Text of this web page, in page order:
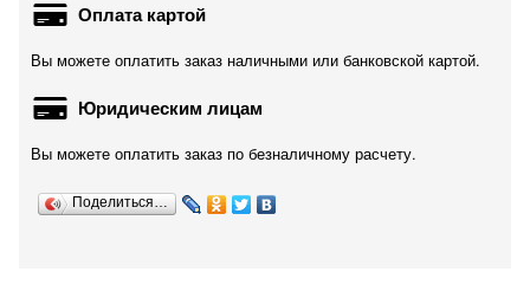
Оплата картой
Вы можете оплатить заказ наличными или банковской картой.
Юридическим лицам
Вы можете оплатить заказ по безналичному расчету.
Поделиться…